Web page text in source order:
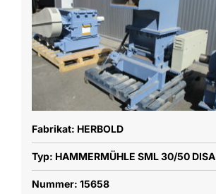
Fabrikat: HERBOLD
Typ: HAMMERMÜHLE SML 30/50 DISA
Nummer: 15658